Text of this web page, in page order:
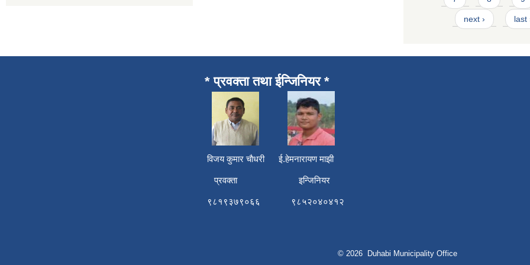
next › last
* प्रवक्ता तथा ईन्जिनियर *
विजय कुमार चाैधरी ई.हेमनारायण माझी
प्रवक्ता इन्जिनियर
९८१९३७९०६६ ९८५२०४०४१२
© 2026 Duhabi Municipality Office